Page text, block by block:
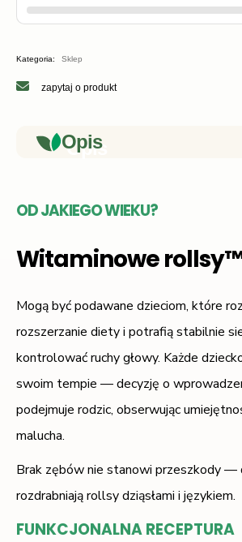
Kategoria: Sklep
zapytaj o produkt
Opis
OD JAKIEGO WIEKU?
Witaminowe
Mogą być podawane dzieciom, które
rozszerzanie diety i potrafią stabilnie
kontrolować ruchy głowy. Każde
swoim tempie — decyzję o
podejmuje rodzic, obserwując
malucha.
Brak zębów nie stanowi przeszkody —
rozdrabniają rollsy dziąsłami i językiem.
FUNKCJONALNA RECEPTURA